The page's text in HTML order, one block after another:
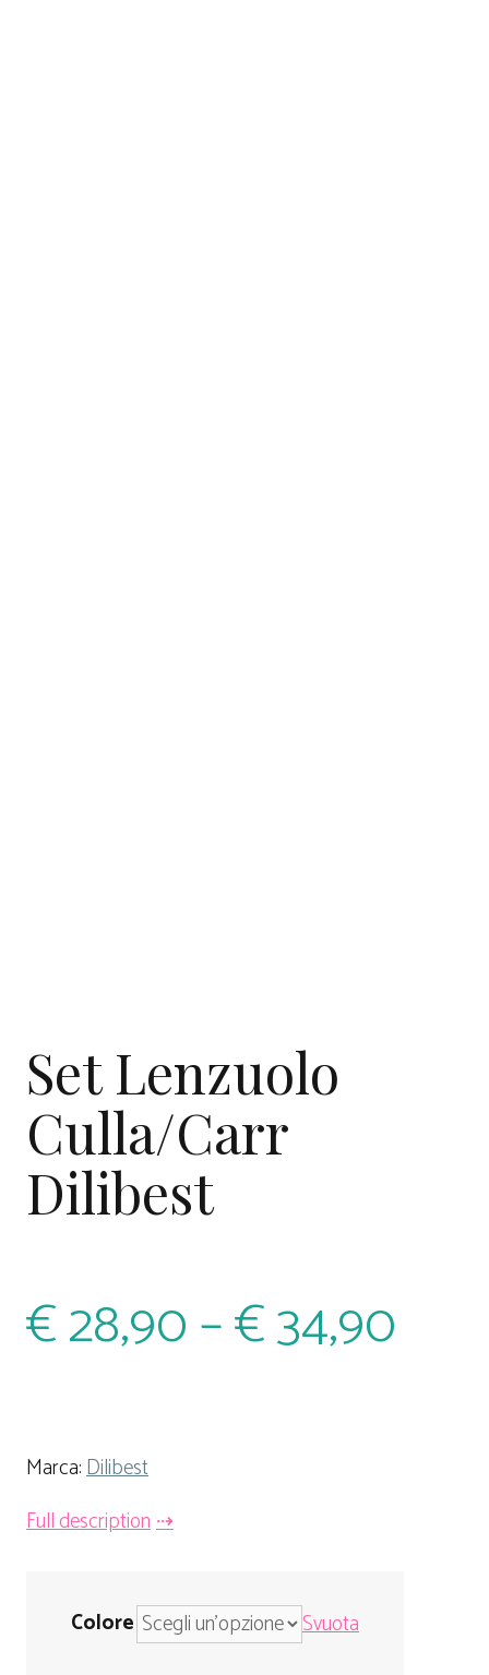
Set Lenzuolo
Culla/Carr
Dilibest
€28,90–€34,90
Marca:Dilibest
Full description
Colore Svuota